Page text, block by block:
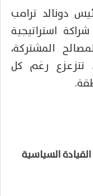
دونالد ترامب
استراتيجية
المشتركة،
تتزعزع رغم كل
السياسية